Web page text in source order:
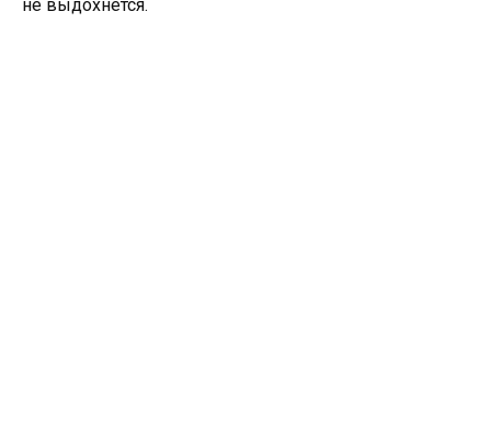
не выдохнется.